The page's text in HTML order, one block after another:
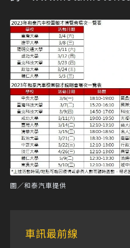
圖／和泰汽車提供
車訊最前線